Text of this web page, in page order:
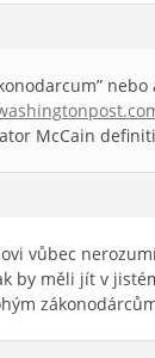
McCain
vůbec
by měli jít v